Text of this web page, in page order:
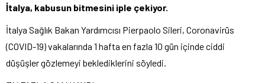
İtalya, kabusun bitmesini iple çekiyor.
İtalya Sağlık Bakan Yardımcısı Pierpaolo Sileri, Coronavirüs
(COVID-19) vakalarında 1 hafta en fazla 10 gün içinde ciddi
düşüşler gözlemeyi beklediklerini söyledi.